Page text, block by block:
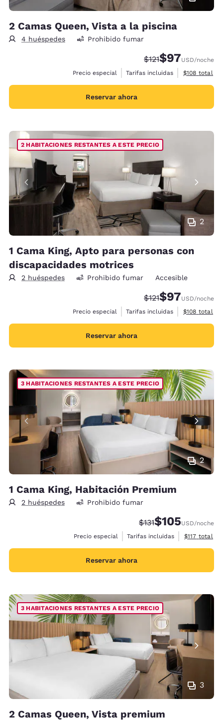
2 Camas Queen, Vista a la piscina
4 huéspedes Prohibido fumar
Precio tachado:
$121Precio con
$97USD/noche
Precio especial
Tarifas incluidas Ver detalles
$108 total
Reservar ahora
2
2 HABITACIONES RESTANTES A ESTE PRECIO
1 Cama King, Apto para personas con
discapacidades motrices
2 huéspedes Prohibido fumar Accesible
Precio tachado:
$121Precio con
$97USD/noche
Precio especial
Tarifas incluidas Ver detalles
$108 total
Reservar ahora
2
3 HABITACIONES RESTANTES A ESTE PRECIO
1 Cama King, Habitación Premium
2 huéspedes Prohibido fumar
Precio tachado:
$131Precio con
$105USD/noche
Precio especial
Tarifas incluidas Ver detalles
$117 total
Reservar ahora
3
3 HABITACIONES RESTANTES A ESTE PRECIO
2 Camas Queen, Vista premium